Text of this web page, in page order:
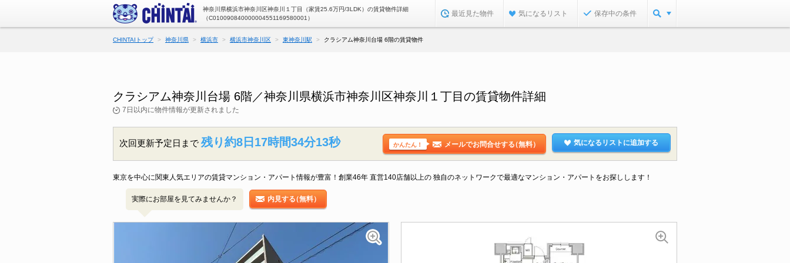
神奈川県横浜市神奈川区神奈川１丁目（家賃25.6万円/3LDK）の賃貸物件詳細
（C010090840000004551169580001）
最近見た物件 気になるリスト 保存中の条件
CHINTAIトップ 神奈川県 横浜市 横浜市神奈川区 東神奈川駅 クラシアム神奈川台場 6階の賃貸物件
クラシアム神奈川台場 6階／神奈川県横浜市神奈川区神奈川１丁目の賃貸物件詳細
7日以内に物件情報が更新されました
次回更新予定日まで 残り約8日17時間34分12秒 かんたん！ メールでお問合せする（無料） 気になるリストに追加する
東京を中心に関東人気エリアの賃貸マンション・アパート情報が豊富！創業46年 直営140店舗以上の 独自のネットワークで最適なマンション・アパートをお探しします！
実際にお部屋を見てみませんか？ 内見する（無料）